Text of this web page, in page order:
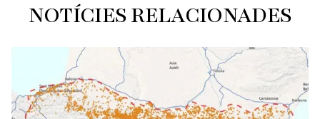
NOTÍCIES RELACIONADES